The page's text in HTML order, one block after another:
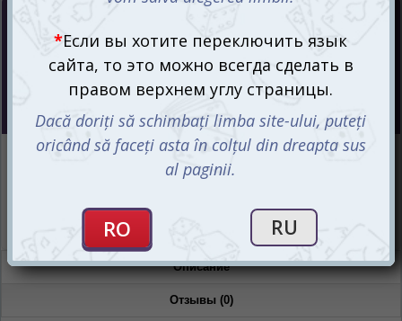
90mdl
Интернет-магазин
Магазин “Игромания”
Есть в наличии
Описание
Отзывы (0)